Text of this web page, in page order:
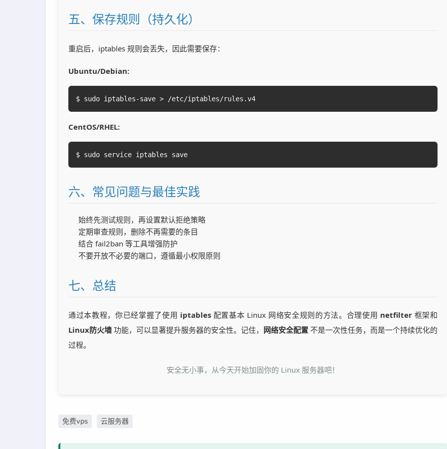
五、保存规则（持久化）
重启后，iptables 规则会丢失，因此需要保存：
Ubuntu/Debian:
$ sudo iptables-save > /etc/iptables/rules.v4
CentOS/RHEL:
$ sudo service iptables save
六、常见问题与最佳实践
始终先测试规则，再设置默认拒绝策略
定期审查规则，删除不再需要的条目
结合 fail2ban 等工具增强防护
不要开放不必要的端口，遵循最小权限原则
七、总结
通过本教程，你已经掌握了使用 iptables 配置基本 Linux 网络安全规则的方法。合理使用 netfilter框架和
Linux防火墙 功能，可以显著提升服务器的安全性。记住， 网络安全配置 不是一次性任务，而是一个持续优化的
过程。
安全无小事，从今天开始加固你的 Linux 服务器吧！
免费vps 云服务器